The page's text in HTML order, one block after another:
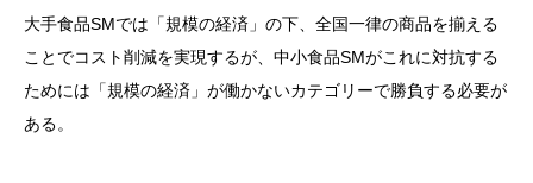
大手食品SMでは「規模の経済」の下、全国一律の商品を揃える
ことでコスト削減を実現するが、中小食品SMがこれに対抗する
ためには「規模の経済」が働かないカテゴリーで勝負する必要が
ある。